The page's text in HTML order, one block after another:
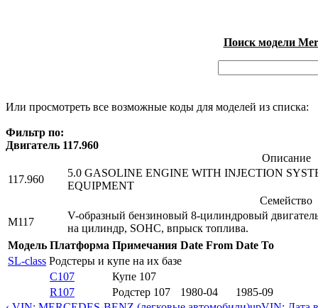
Поиск модели
Или просмотреть все возможные коды для моделей из списка:
Фильтр по:
Двигатель 117.960
Описание
117.960
5.0 GASOLINE ENGINE WITH INJECTION
EQUIPMENT
Семейство
M117
V-образный бензиновый 8-цилиндровый
на цилиндр, SOHC, впрыск топлива.
Модель Платформа Примечания Date From Date To
SL-class Родстеры и купе на их базе
C107
Купе 107
R107
Родстер 107 1980-04
1985-09